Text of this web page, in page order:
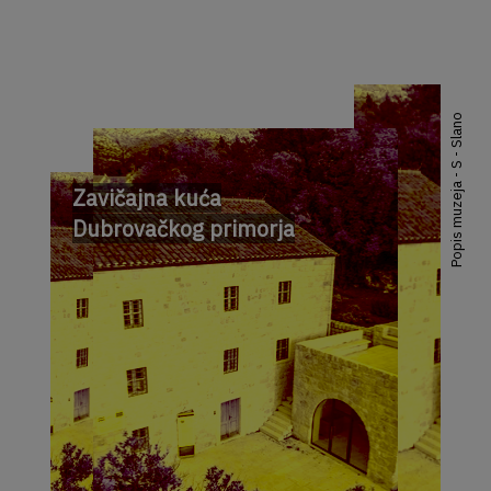
Zavičajna kuća
Dubrovačkog primorja
Popis muzeja - S - Slano